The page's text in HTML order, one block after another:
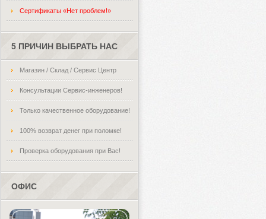
Сертификаты «Нет проблем!»
5 ПРИЧИН ВЫБРАТЬ НАС
Магазин / Склад / Сервис Центр
Консультации Сервис-инженеров!
Только качественное оборудование!
100% возврат денег при поломке!
Проверка оборудования при Вас!
ОФИС